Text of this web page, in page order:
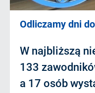
Odliczamy dni
W najbliższą
133
a 17 osób